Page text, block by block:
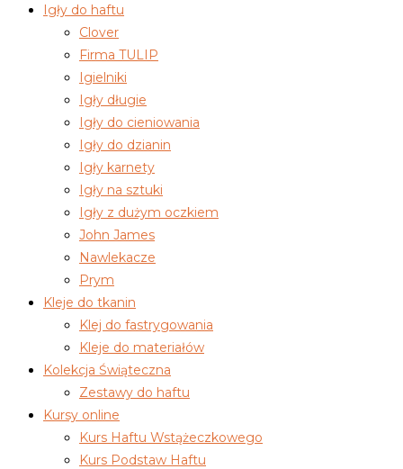
Igły do haftu
Clover
Firma TULIP
Igielniki
Igły długie
Igły do cieniowania
Igły do dzianin
Igły karnety
Igły na sztuki
Igły z dużym oczkiem
John James
Nawlekacze
Prym
Kleje do tkanin
Klej do fastrygowania
Kleje do materiałów
Kolekcja Świąteczna
Zestawy do haftu
Kursy online
Kurs Haftu Wstążeczkowego
Kurs Podstaw Haftu